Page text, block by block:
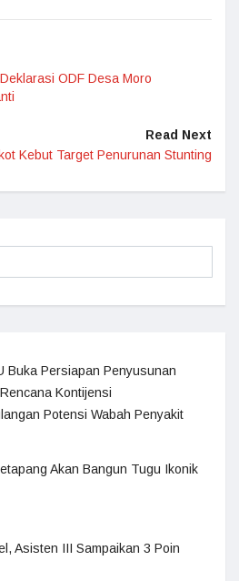
ODF Desa Moro
Read Next
Kebut Target Penurunan Stunting
Buka Persiapan Penyusunan
Kontijensi
Potensi Wabah Penyakit
Akan Bangun Tugu Ikonik
Asisten III Sampaikan 3 Poin